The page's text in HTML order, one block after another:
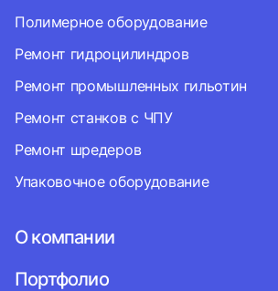
Полимерное оборудование
Ремонт гидроцилиндров
Ремонт промышленных гильотин
Ремонт станков с ЧПУ
Ремонт шредеров
Упаковочное оборудование
О компании
Портфолио